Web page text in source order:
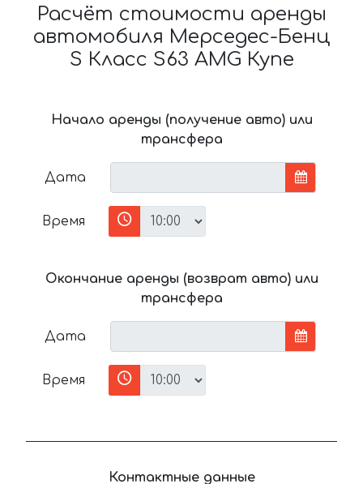
Расчёт стоимости аренды
автомобиля Мерседес-Бенц
S Класс S63 AMG Купе
Начало аренды (получение авто) или
трансфера
Дата
Время
Окончание аренды (возврат авто) или
трансфера
Дата
Время
Контактные данные